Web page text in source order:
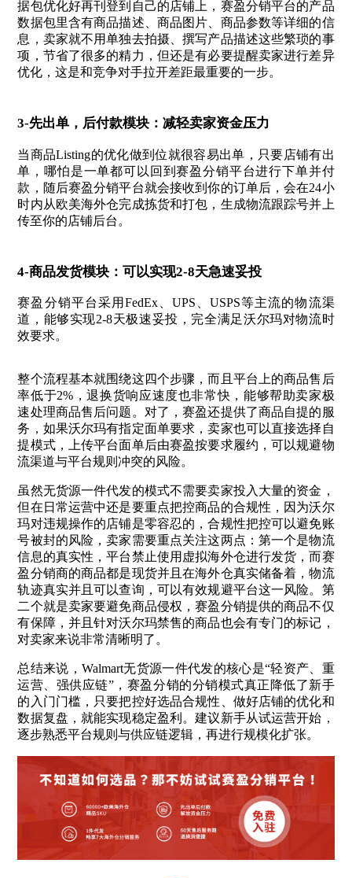
据包优化好再刊登到自己的店铺上，赛盈分销平台的产品
数据包里含有商品描述、商品图片、商品参数等详细的信
息，卖家就不用单独去拍摄、撰写产品描述这些繁琐的事
项，节省了很多的精力，但还是有必要提醒卖家进行差异
优化，这是和竞争对手拉开差距最重要的一步。
3-先出单，后付款模块：减轻卖家资金压力
当商品Listing的优化做到位就很容易出单，只要店铺有出
单，哪怕是一单都可以回到赛盈分销平台进行下单并付
款，随后赛盈分销平台就会接收到你的订单后，会在24小
时内从欧美海外仓完成拣货和打包，生成物流跟踪号并上
传至你的店铺后台。
4-商品发货模块：可以实现2-8天急速妥投
赛盈分销平台采用FedEx、UPS、USPS等主流的物流渠
道，能够实现2-8天极速妥投，完全满足沃尔玛对物流时
效要求。
整个流程基本就围绕这四个步骤，而且平台上的商品售后
率低于2%，退换货响应速度也非常快，能够帮助卖家极
速处理商品售后问题。对了，赛盈还提供了商品自提的服
务，如果沃尔玛有指定面单要求，卖家也可以直接选择自
提模式，上传平台面单后由赛盈按要求履约，可以规避物
流渠道与平台规则冲突的风险。
虽然无货源一件代发的模式不需要卖家投入大量的资金，
但在日常运营中还是要重点把控商品的合规性，因为沃尔
玛对违规操作的店铺是零容忍的，合规性把控可以避免账
号被封的风险，卖家需要重点关注这两点： 第一个是物流
信息的真实性，平台禁止使用虚拟海外仓进行发货，而赛
盈分销商的商品都是现货并且在海外仓真实储备着，物流
轨迹真实并且可以查询，可以有效规避平台这一风险。第
二个就是卖家要避免商品侵权，赛盈分销提供的商品不仅
有保障，并且针对沃尔玛禁售的商品也会有专门的标记，
对卖家来说非常清晰明了。
总结来说，Walmart无货源一件代发的核心是“轻资产、重
运营、强供应链”，赛盈分销的分销模式真正降低了新手
的入门门槛，只要把控好选品合规性、做好店铺的优化和
数据复盘，就能实现稳定盈利。建议新手从试运营开始，
逐步熟悉平台规则与供应链逻辑，再进行规模化扩张。